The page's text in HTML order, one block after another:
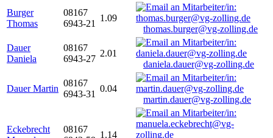
Burger
Thomas
08167
6943-21
1.09
thomas.burger@vg-zolling.de
Dauer
Daniela
08167
6943-27
2.01
daniela.dauer@vg-zolling.de
Dauer Martin
08167
6943-31
0.04
martin.dauer@vg-zolling.de
Eckebrecht
08167
1.14